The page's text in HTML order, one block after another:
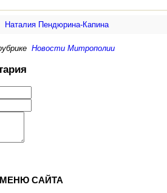
Наталия Пендюрина-Капина
Новости Митрополии
МЕНЮ САЙТА